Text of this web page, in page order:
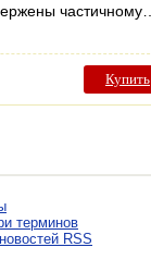
частичному…
Купить
терминов
RSS